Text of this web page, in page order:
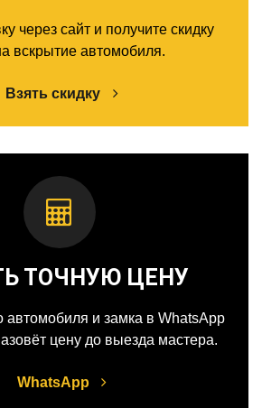
через сайт и получите скидку
вскрытие автомобиля.
Взять скидку
ТОЧНУЮ ЦЕНУ
автомобиля и замка в WhatsApp
цену до выезда мастера.
WhatsApp